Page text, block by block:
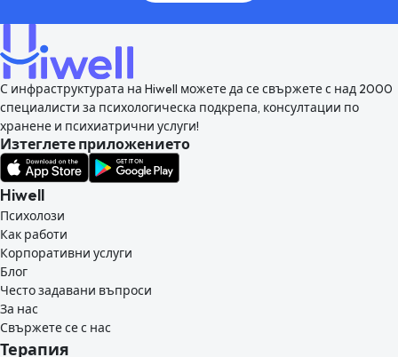
С инфраструктурата на Hiwell можете да се свържете с над 2000
специалисти за психологическа подкрепа, консултации по
хранене и психиатрични услуги!
Изтеглете приложението
Hiwell
Психолози
Как работи
Корпоративни услуги
Блог
Често задавани въпроси
За нас
Свържете се с нас
Терапия